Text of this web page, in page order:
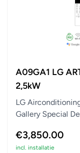
A09GA1 LG
2,5kW
LG
Gallery Special
€3,850.00
incl. installatie